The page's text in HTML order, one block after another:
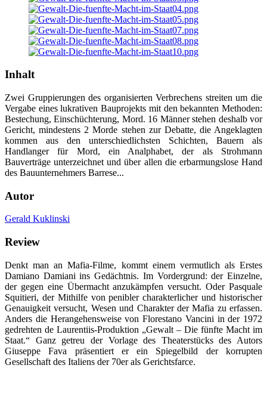
Inhalt
Zwei Gruppierungen des organisierten Verbrechens streiten um die
Vergabe eines lukrativen Bauprojekts mit den bekannten Methoden:
Bestechung, Einschüchterung, Mord. 16 Männer stehen deshalb vor
Gericht, mindestens 2 Morde stehen zur Debatte, die Angeklagten
kommen aus den unterschiedlichsten Schichten, Bauern als
Handlanger für Mord, ein Analphabet, der als Strohmann
Bauverträge unterzeichnet und über allen die erbarmungslose Hand
des Bauunternehmers Barrese...
Autor
Gerald Kuklinski
Review
Denkt man an Mafia-Filme, kommt einem vermutlich als Erstes
Damiano Damiani ins Gedächtnis. Im Vordergrund: der Einzelne,
der gegen eine Übermacht anzukämpfen versucht. Oder Pasquale
Squitieri, der Mithilfe von penibler charakterlicher und historischer
Genauigkeit versucht, Wesen und Charakter der Mafia zu erfassen.
Anders die Herangehensweise von Florestano Vancini in der 1972
gedrehten de Laurentiis-Produktion „Gewalt – Die fünfte Macht im
Staat.“ Ganz getreu der Vorlage des Theaterstücks des Autors
Giuseppe Fava präsentiert er ein Spiegelbild der korrupten
Gesellschaft des Italiens der 70er als Gerichtsfarce.